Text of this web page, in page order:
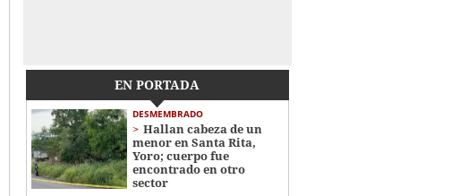
EN PORTADA
DESMEMBRADO
Hallan cabeza de un
menor en Santa Rita,
Yoro; cuerpo fue
encontrado en otro
sector